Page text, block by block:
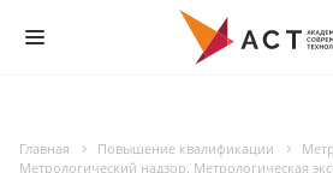
Главная Повышение квалификации
Метрологический надзор. Метрологическая